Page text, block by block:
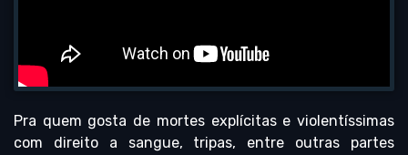
Pra quem gosta de mortes explícitas e violentíssimas
com direito a sangue, tripas, entre outras partes